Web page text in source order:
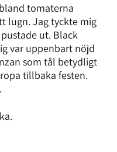
tomaterna
lugn. Jag tyckte mig
ut. Black
var uppenbart nöjd
som tål betydligt
tillbaka festen.